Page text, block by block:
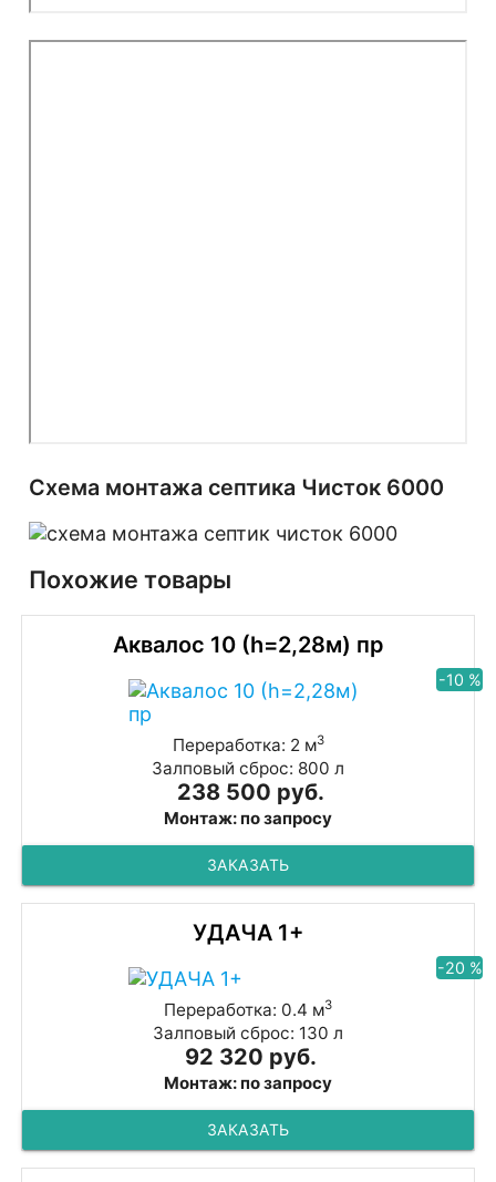
Схема монтажа септика Чисток 6000
Похожие товары
Аквалос 10 (h=2,28м) пр
-10 %
Переработка: 2 м3
Залповый сброс: 800 л
238 500 руб.
Монтаж: по запросу
ЗАКАЗАТЬ
УДАЧА 1+
-20 %
Переработка: 0.4 м3
Залповый сброс: 130 л
92 320 руб.
Монтаж: по запросу
ЗАКАЗАТЬ